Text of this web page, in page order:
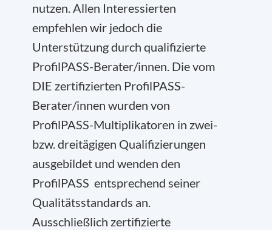
nutzen. Allen Interessierten
empfehlen wir jedoch die
Unterstützung durch qualifizierte
ProfilPASS-Berater/innen. Die vom
DIE zertifizierten ProfilPASS-
Berater/innen wurden von
ProfilPASS-Multiplikatoren in zwei-
bzw. dreitägigen Qualifizierungen
ausgebildet und wenden den
ProfilPASS entsprechend seiner
Qualitätsstandards an.
Ausschließlich zertifizierte